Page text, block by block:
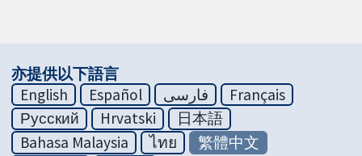
亦提供以下語言
English
Español فارسی
Français
Русский
Hrvatski
日本語
Bahasa Malaysia
ไทย
繁體中文